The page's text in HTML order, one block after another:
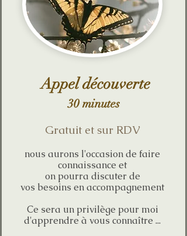
Appel découverte
30 minutes
Gratuit et sur RDV
nous aurons l'occasion de faire
connaissance et
on pourra discuter de
vos besoins en accompagnement
Ce sera un privilège pour moi
d'apprendre à vous connaître ...